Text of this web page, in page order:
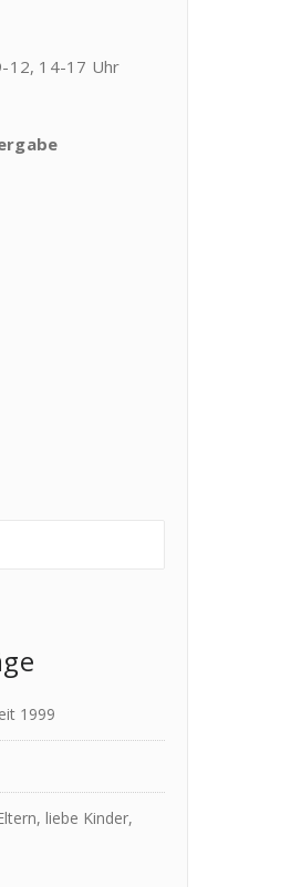
12, 14-17 Uhr
1999
liebe Kinder,